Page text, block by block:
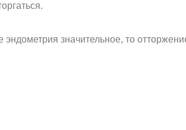
значительное, то